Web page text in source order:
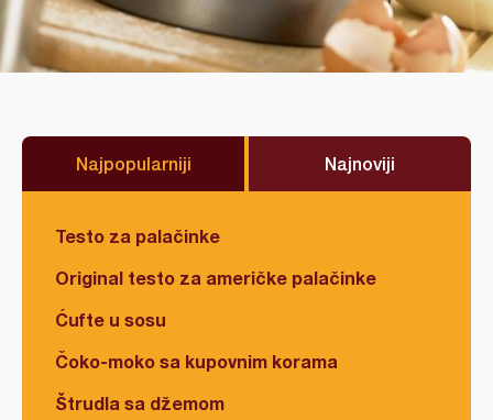
Najpopularniji Najnoviji
Testo za palačinke
Original testo za američke palačinke
Ćufte u sosu
Čoko-moko sa kupovnim korama
Štrudla sa džemom